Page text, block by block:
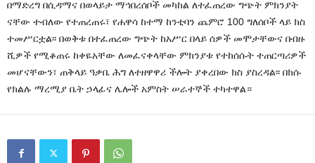
በማድረግ በሲዳማና በወላይታ ማኅበረሰቦች መካከል ለተፈጠረው ግጭት ምክንያት
ናቸው ተብለው የተጠረጠሩ፣ የሐዋሳ ከተማ ከንቲባን ጨምሮ 100 ግለሰቦች ላይ ክስ
ተመሥርቷል፡፡ በወቅቱ በተፈጠረው ግጭት ከአሥር በላይ ሰዎች መሞታቸውና በብዙ
ሺዎች የሚቆጠሩ ከቀዬአቸው ለመፈናቀላቸው ምክንያቱ የተከሰሱት ተጠርጣሪዎች
መሆናቸውን፣ ጠቅላይ ዓቃቤ ሕግ ለተዘዋዋሪ ችሎት ያቀረበው ክስ ያስረዳል፡፡ በክሱ
የክልሉ ማረሚያ ቤት ኃላፊና ሌሎች አምስት ሠራተኞች ተካተዋል።